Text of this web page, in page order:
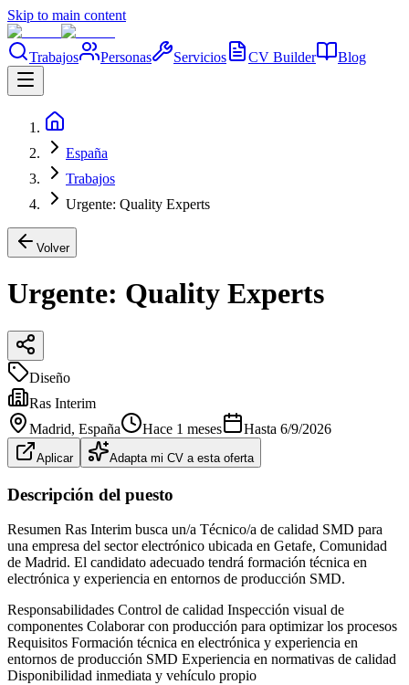
Skip to main content
Trabajos Personas Servicios CV Builder Blog
España
Trabajos
Urgente: Quality Experts
Volver
Urgente: Quality Experts
Diseño
Ras Interim
Madrid, España Hace 1 meses Hasta 6/9/2026
Aplicar Adapta mi CV a esta oferta
Descripción del puesto
Resumen Ras Interim busca un/a Técnico/a de calidad SMD para
una empresa del sector electrónico ubicada en Getafe, Comunidad
de Madrid. El candidato adecuado tendrá formación técnica en
electrónica y experiencia en entornos de producción SMD.
Responsabilidades Control de calidad Inspección visual de
componentes Colaborar con producción para optimizar los procesos
Requisitos Formación técnica en electrónica y experiencia en
entornos de producción SMD Experiencia en normativas de calidad
Disponibilidad inmediata y vehículo propio